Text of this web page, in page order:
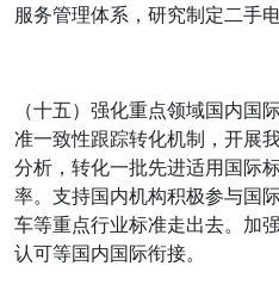
服务管理体系，研究制定二手
（十五）强化重点领域国内国
准一致性跟踪转化机制，开展
分析，转化一批先进适用国际
率。支持国内机构积极参与国
车等重点行业标准走出去。加
认可等国内国际衔接。